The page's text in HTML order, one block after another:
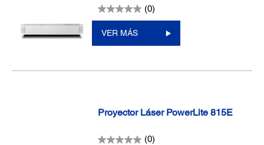
(0)
VER MÁS
Proyector Láser PowerLite 815E
(0)